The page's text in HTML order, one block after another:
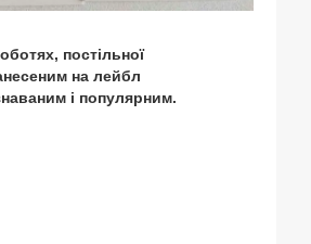
постільної
на лейбл
і популярним.